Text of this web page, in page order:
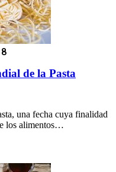
de la Pasta
una fecha cuya finalidad
los alimentos…